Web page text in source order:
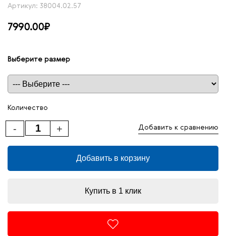
Артикул: 38004.02.57
7990.00₽
Выберите размер
Таблица размеров
Количество
+
- Добавить к сравнению
Добавить в корзину
Купить в 1 клик